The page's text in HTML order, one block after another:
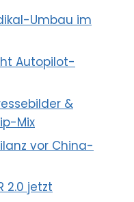
Umbau im
Autopilot-
&
Mix
vor China-
2.0 jetzt